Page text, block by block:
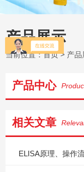
产品展示
当前位置：首页> 产品
产品中心
相关文章
ELISA原理、操作